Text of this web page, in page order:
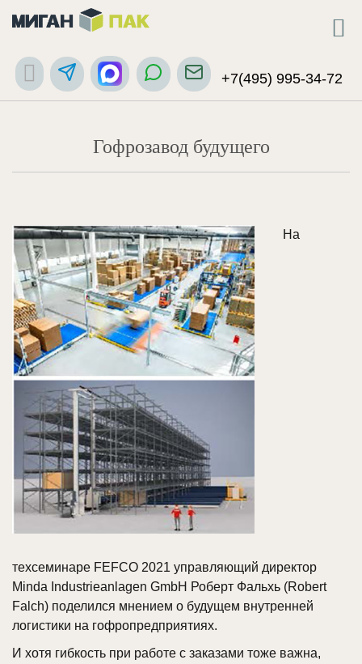
+7(495) 995-34-72
Гофрозавод будущего
На
техсеминаре FEFCO 2021 управляющий директор
Minda Industrieanlagen GmbH Роберт Фальхь (Robert
Falch) поделился мнением о будущем внутренней
логистики на гофропредприятиях.
И хотя гибкость при работе с заказами тоже важна,